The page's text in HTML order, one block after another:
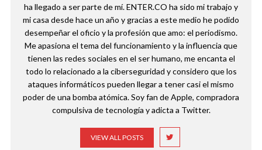
ha llegado a ser parte de mí. ENTER.CO ha sido mi trabajo y
mi casa desde hace un año y gracias a este medio he podido
desempeñar el oficio y la profesión que amo: el periodismo.
Me apasiona el tema del funcionamiento y la influencia que
tienen las redes sociales en el ser humano, me encanta el
todo lo relacionado a la ciberseguridad y considero que los
ataques informáticos pueden llegar a tener casi el mismo
poder de una bomba atómica. Soy fan de Apple, compradora
compulsiva de tecnología y adicta a Twitter.
VIEW ALL POSTS